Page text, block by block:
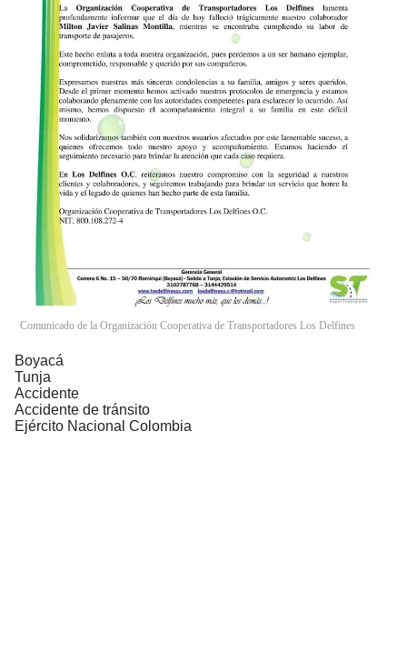
Comunicado de la Organización Cooperativa de Transportadores Los Delfines
Boyacá
Tunja
Accidente
Accidente de tránsito
Ejército Nacional Colombia